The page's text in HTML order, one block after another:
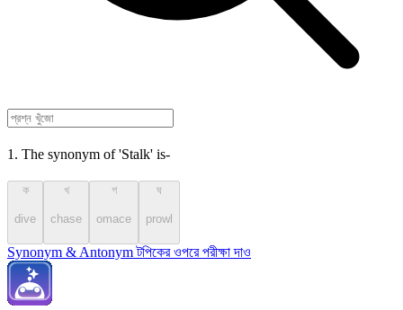
1. The synonym of 'Stalk' is-
ক
dive
খ
chase
গ
omace
ঘ
prowl
Synonym & Antonym টপিকের ওপরে পরীক্ষা দাও